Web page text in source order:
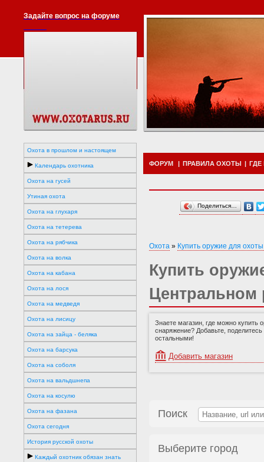
Задайте вопрос на форуме
Охота в прошлом и настоящем
Календарь охотника
Охота на гусей
Утиная охота
Охота на глухаря
Охота на тетерева
Охота на рябчика
Охота на волка
Охота на кабана
Охота на лося
Охота на медведя
Охота на лисицу
Охота на зайца - беляка
Охота на барсука
Охота на соболя
Охота на вальдшнепа
Охота на косулю
Охота на фазана
Охота сегодня
История русской охоты
Каждый охотник обязан знать
ФОРУМ | ПРАВИЛА ОХОТЫ | ГДЕ
Поделиться…
Охота » Купить оружие для
Купить
Центральном
Знаете магазин, где можно купить
снаряжение? Добавьте,
остальными!
Добавить магазин
Поиск
Выберите город